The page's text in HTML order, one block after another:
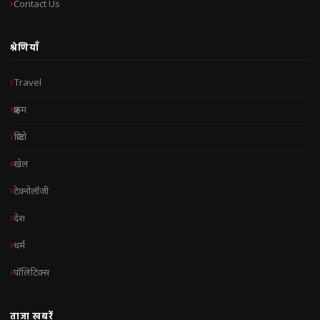
Contact Us
श्रेणियाँ
Travel
क्राइम
क्रिप्टो
खेल
टेक्नोलॉजी
देश
धर्म
पॉलिटिक्स
ताज़ा खबरें